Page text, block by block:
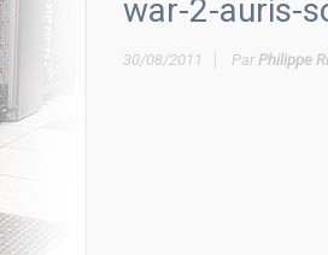
war-2-auris-
30/08/2011 Par Philippe